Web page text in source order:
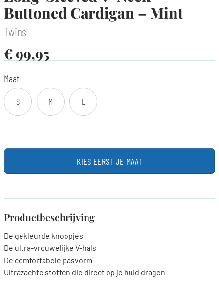
Buttoned Cardigan – Mint
Twins
€99,95
Maat
S M L
KIES EERST JE MAAT
Productbeschrijving
De gekleurde knoopjes
De ultra-vrouwelijke V-hals
De comfortabele pasvorm
Ultrazachte stoffen die direct op je huid dragen